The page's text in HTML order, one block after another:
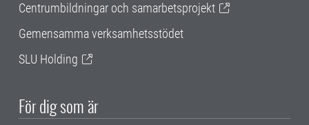
Centrumbildningar och samarbetsprojekt
Gemensamma verksamhetsstödet
SLU Holding
För dig som är